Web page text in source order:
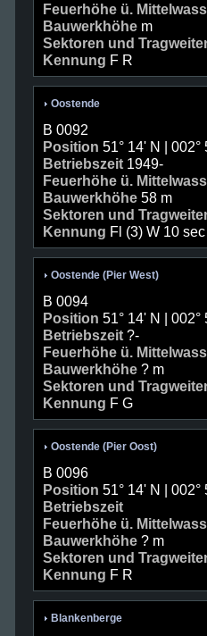
Feuerhöhe ü.
Bauwerkhöhe m
Sektoren und
Kennung F R
Oostende
B 0092
Position 51° 14' N | 002°
Betriebszeit 1949-
Feuerhöhe ü.
Bauwerkhöhe 58 m
Sektoren und
Kennung Fl (3) W 10 sec
Oostende (Pier West)
B 0094
Position 51° 14' N | 002°
Betriebszeit ?-
Feuerhöhe ü.
Bauwerkhöhe ? m
Sektoren und
Kennung F G
Oostende (Pier Oost)
B 0096
Position 51° 14' N | 002°
Betriebszeit
Feuerhöhe ü.
Bauwerkhöhe ? m
Sektoren und
Kennung F R
Blankenberge